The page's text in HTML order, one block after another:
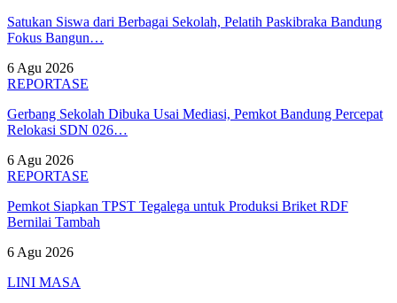
Satukan Siswa dari Berbagai Sekolah, Pelatih Paskibraka Bandung
Fokus Bangun…
6 Agu 2026
REPORTASE
Gerbang Sekolah Dibuka Usai Mediasi, Pemkot Bandung Percepat
Relokasi SDN 026…
6 Agu 2026
REPORTASE
Pemkot Siapkan TPST Tegalega untuk Produksi Briket RDF
Bernilai Tambah
6 Agu 2026
LINI MASA